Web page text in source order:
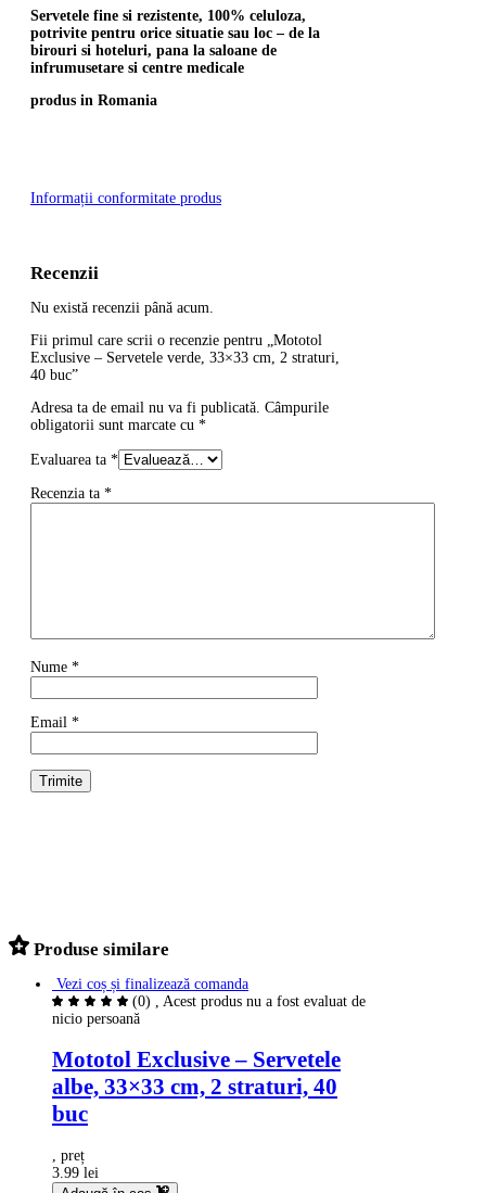
Servetele fine si rezistente, 100% celuloza,
potrivite pentru orice situatie sau loc – de la
birouri si hoteluri, pana la saloane de
infrumusetare si centre medicale
produs in Romania
Informații conformitate produs
Recenzii
Nu există recenzii până acum.
Fii primul care scrii o recenzie pentru „Mototol
Exclusive – Servetele verde, 33×33 cm, 2 straturi,
40 buc”
Adresa ta de email nu va fi publicată. Câmpurile
obligatorii sunt marcate cu *
Evaluarea ta *
Recenzia ta *
Nume *
Email *
Produse similare
Vezi coș și finalizează comanda
(0)
, Acest produs nu a fost evaluat de
nicio persoană
Mototol Exclusive – Servetele
albe, 33×33 cm, 2 straturi, 40
buc
, preț
3.99 lei